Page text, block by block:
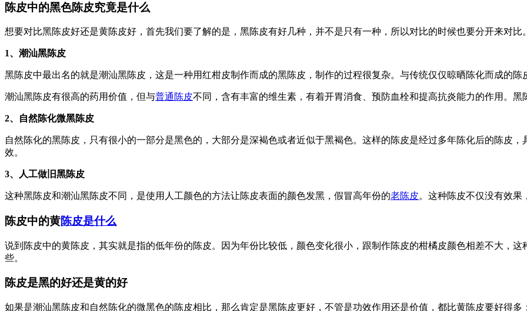
陈皮中的黑色陈皮究竟是什么
想要对比黑陈皮好还是黄陈皮好，首先我们要了解的是，黑陈皮有好几种，并不是只有一种，所以对比的时候也要分开来对比
1、潮汕黑陈皮
黑陈皮中最出名的就是潮汕黑陈皮，这是一种用红柑皮制作而成的黑陈皮，制作的过程很复杂。与传统仅仅晾晒陈化而成的陈
潮汕黑陈皮有很高的药用价值，但与普通陈皮不同，含有丰富的维生素，有着开胃消食、预防血栓和提高抗炎能力的作用。
2、自然陈化微黑陈皮
自然陈化的黑陈皮，只有很小的一部分是黑色的，大部分是深褐色或者近似于黑褐色。这样的陈皮是经过多年陈化后的陈皮
效。
3、人工做旧黑陈皮
这种黑陈皮和潮汕黑陈皮不同，是使用人工颜色的方法让陈皮表面的颜色发黑，假冒高年份的老陈皮。这种陈皮不仅没有效
陈皮中的黄陈皮是什么
说到陈皮中的黄陈皮，其实就是指的低年份的陈皮。因为年份比较低，颜色变化很小，跟制作陈皮的柑橘皮颜色相差不大，
些。
陈皮是黑的好还是黄的好
如果是潮汕黑陈皮和自然陈化的微黑色的陈皮相比，那么肯定是黑陈皮更好，不管是功效作用还是价值，都比黄陈皮要好得